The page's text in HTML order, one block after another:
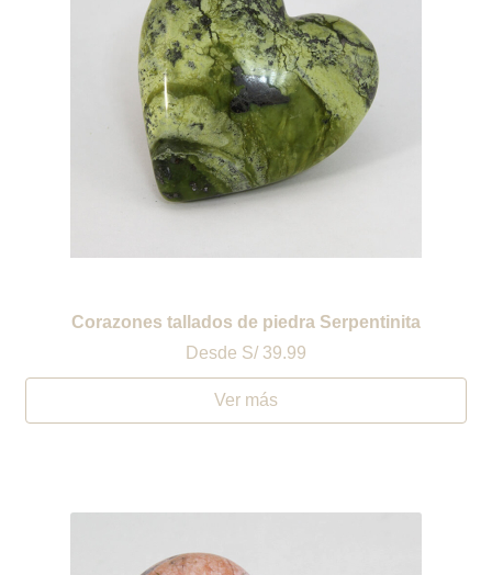
Corazones tallados de piedra Serpentinita
Desde S/ 39.99
Ver más